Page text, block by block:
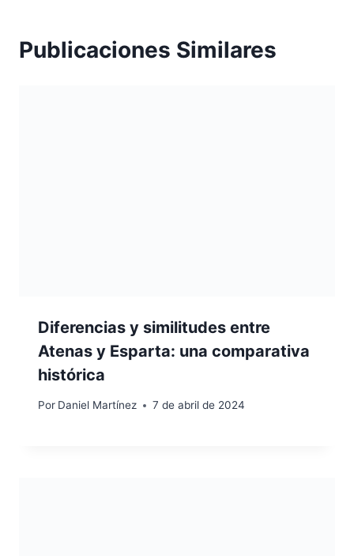
Publicaciones Similares
Diferencias y similitudes entre
Atenas y Esparta: una comparativa
histórica
Por Daniel Martínez 7 de abril de 2024